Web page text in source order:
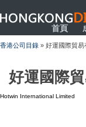
首頁
香港公司目錄 » 好運國際貿易
好運國際
Hotwin International Limited